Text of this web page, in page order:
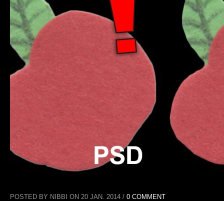
POSTED BY NIBBI ON 20 JAN. 2014 / 0 COMMENT